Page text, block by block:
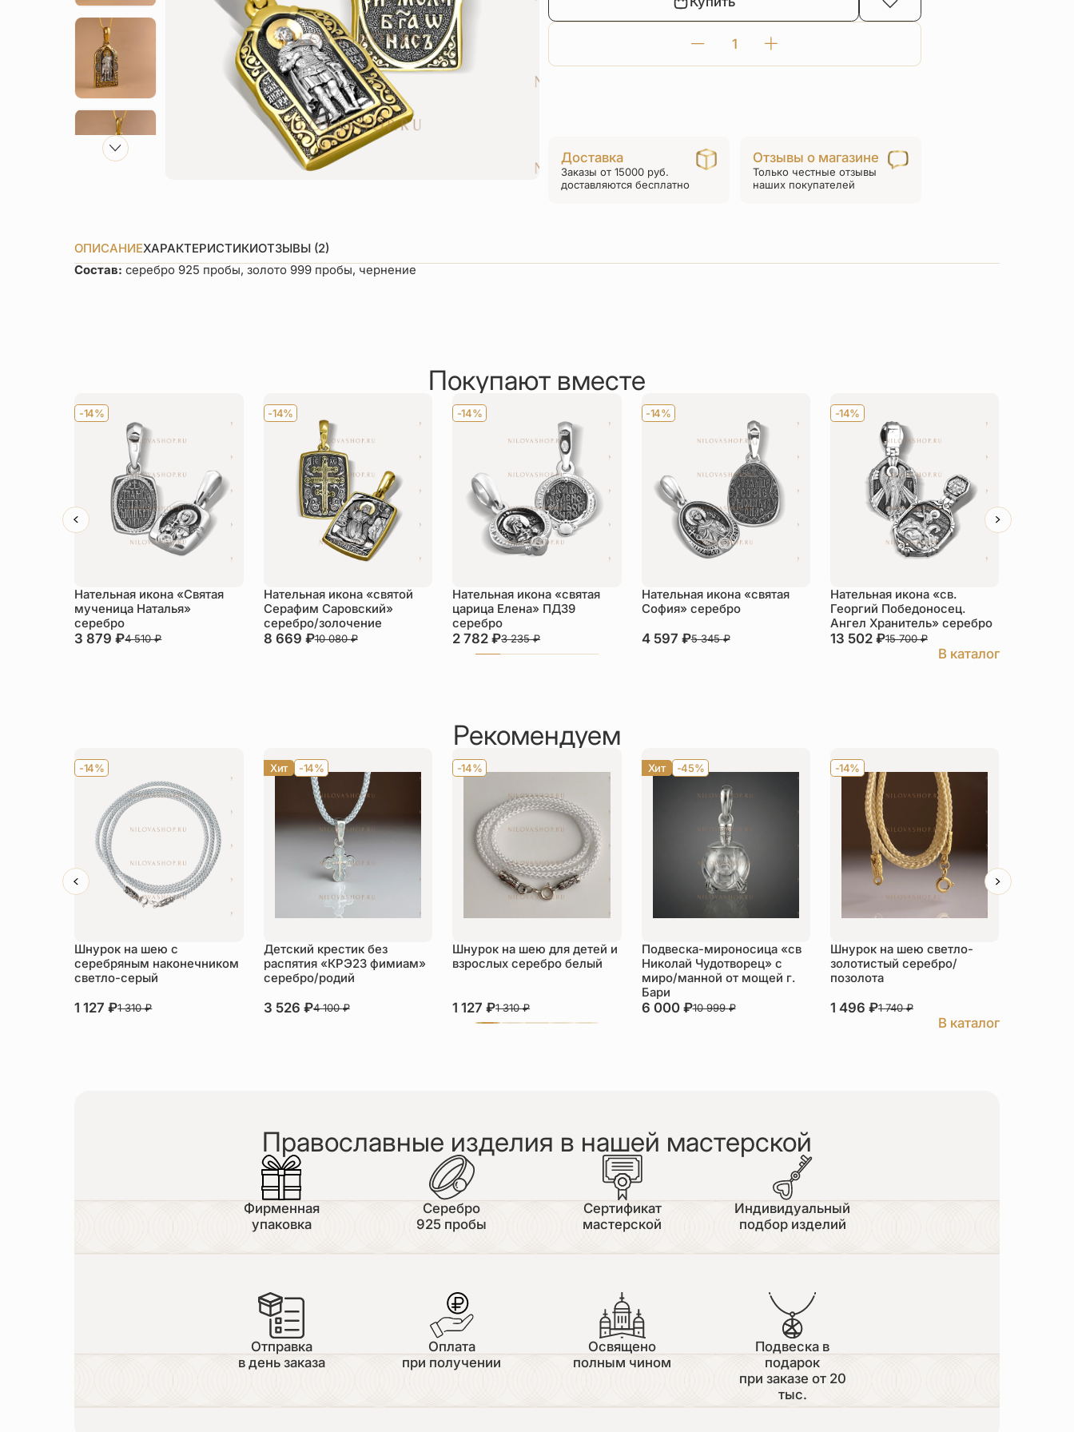
Количество
товара
Солунский»
ПД16
серебро/
Доставка
Заказы от 15000 руб.
доставляются бесплатно
Отзывы о магазине
Только честные отзывы
наших покупателей
ОПИСАНИЕХАРАКТЕРИСТИКИОТЗЫВЫ (2)
Состав:серебро 925 пробы, золото 999 пробы, чернение
Покупают вместе
-14%
Нательная икона «Святая
мученица Наталья»
серебро
3 879₽4 510₽
-14%
Нательная икона «святой
Серафим Саровский»
серебро/золочение
8 669 ₽10 080₽
-14%
Нательная икона «святая
царица Елена» ПД39
серебро
2 782₽3 235₽
-14%
Нательная икона «святая
София» серебро
4 597 ₽5 345₽
-14%
Нательная икона «св.
Георгий Победоносец.
Ангел Хранитель» серебро
13 502 ₽15 700₽
В каталог
Рекомендуем
-14%
Шнурок на шею с
серебряным наконечником
светло-серый
1 127₽1 310₽
Хит -14%
Детский крестик без
распятия «КРЭ23 фимиам»
серебро/родий
3 526 ₽4 100₽
-14%
Шнурок на шею для детей и
взрослых серебро белый
1 127₽1 310₽
Хит -45%
Подвеска-мироносица «св
Николай Чудотворец» с
миро/манной от мощей г.
Бари
6 000 ₽10 999₽
-14%
Шнурок на шею светло-
золотистый серебро/
позолота
1 496 ₽1 740₽
В каталог
Православные изделия в нашей мастерской
Фирменная
упаковка
Серебро
925 пробы
Сертификат
мастерской
Индивидуальный
подбор изделий
Отправка
в день заказа
Оплата
при получении
Освящено
полным чином
Подвеска в
подарок
при заказе от 20
тыс.